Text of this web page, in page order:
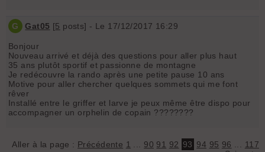
G Gat05 [5 posts] - Le 17/12/2017 16:29
Bonjour
Nouveau arrivé et déjà des questions pour aller plus haut
35 ans plutôt sportif et passionne de montagne
Je redécouvre la rando après une petite pause 10 ans
Motive pour aller chercher quelques sommets qui me font
rêver
Installé entre le griffer et larve je peux même être dispo pour
accompagner un orphelin de copain ????????
Aller à la page : Précédente 1 90 91 92 93 94 95 96
117